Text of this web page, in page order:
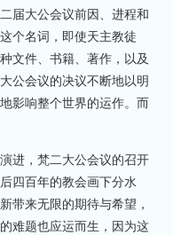
届大公会议前因、进程和
个名词，即使天主教徒
文件、书籍、著作，以及
公会议的决议不断地以明
影响整个世界的运作。而
进，梵二大公会议的召开
四百年的教会画下分水
带来无限的期待与希望，
难题也应运而生，因为这